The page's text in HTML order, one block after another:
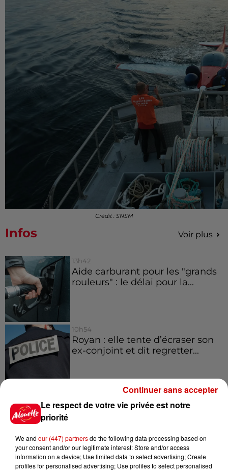
Crédit : SNSM
Infos Voir plus
13h42
Aide carburant pour les "grands
rouleurs" : le délai pour la...
10h54
Royan : elle tente d’écraser son
ex-conjoint et dit regretter...
Cambriolages : plus de 18 000
7 août 2026
Le respect de votre vie privée est notre
priorité
We and our (447) partnersdo the following data processing based on
your consent and/or our legitimate interest: Store and/or access
information on a device; Use limited data to select advertising; Create
profiles for personalised advertising; Use profiles to select personalised
Continuer sans accepter